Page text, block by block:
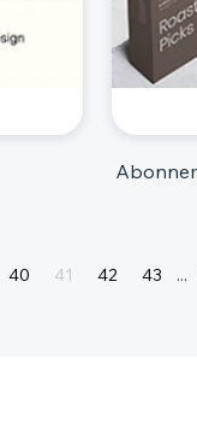
40 41 42 43 ...